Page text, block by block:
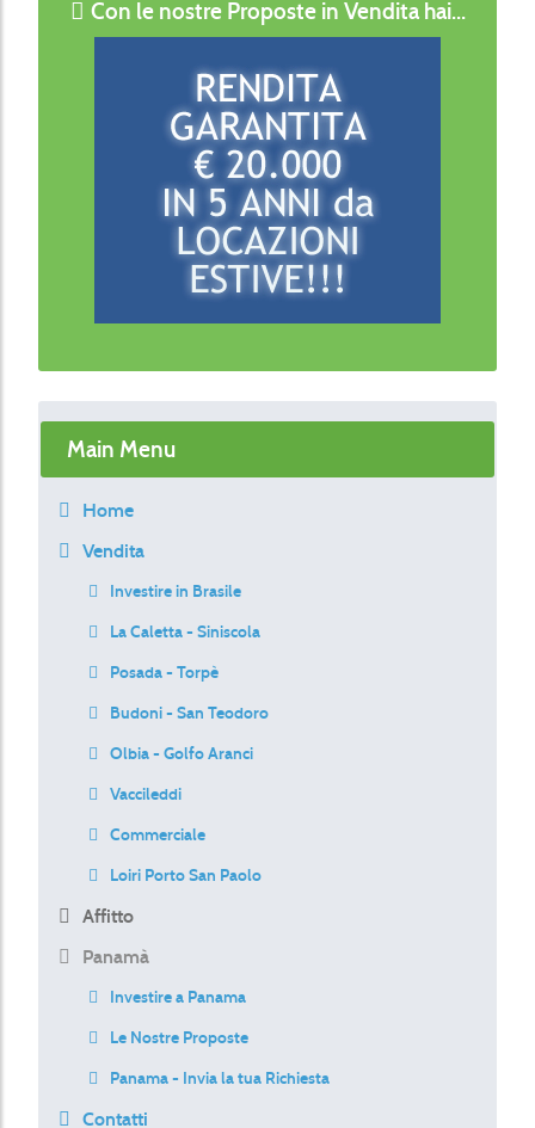
Con le nostre Proposte in Vendita hai...
Main Menu
Home
Vendita
Investire in Brasile
La Caletta - Siniscola
Posada - Torpè
Budoni - San Teodoro
Olbia - Golfo Aranci
Vaccileddi
Commerciale
Loiri Porto San Paolo
Affitto
Panamà
Investire a Panama
Le Nostre Proposte
Panama - Invia la tua Richiesta
Contatti